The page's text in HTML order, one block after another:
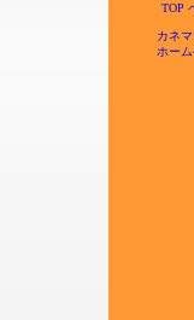
TOP
カネ
ホー